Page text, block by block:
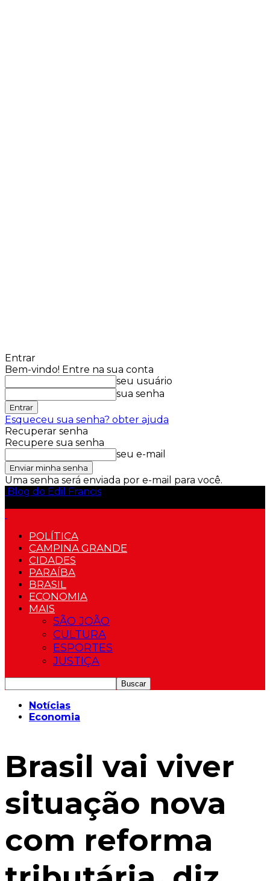
Entrar
Bem-vindo! Entre na sua conta
seu usuário
sua senha
Esqueceu sua senha? obter ajuda
Recuperar senha
Recupere sua senha
seu e-mail
Uma senha será enviada por e-mail para você.
Blog do Edil Francis
POLÍTICA
CAMPINA GRANDE
CIDADES
PARAÍBA
BRASIL
ECONOMIA
MAIS
SÃO JOÃO
CULTURA
ESPORTES
JUSTIÇA
Notícias
Economia
Brasil vai viver
situação nova
com reforma